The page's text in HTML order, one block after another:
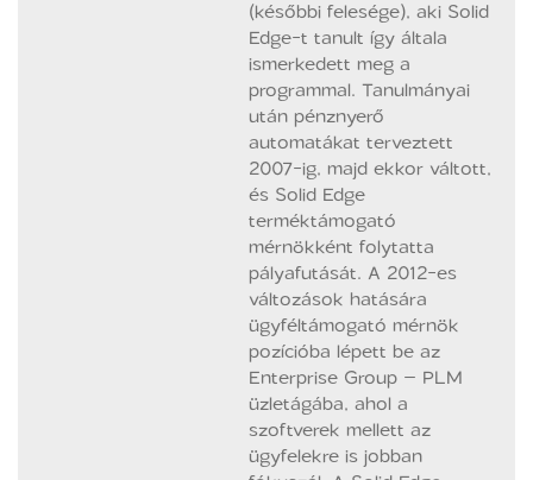
(későbbi felesége), aki Solid
Edge-t tanult így általa
ismerkedett meg a
programmal. Tanulmányai
után pénznyerő
automatákat terveztett
2007-ig, majd ekkor váltott,
és Solid Edge
terméktámogató
mérnökként folytatta
pályafutását. A 2012-es
változások hatására
ügyféltámogató mérnök
pozícióba lépett be az
Enterprise Group – PLM
üzletágába, ahol a
szoftverek mellett az
ügyfelekre is jobban